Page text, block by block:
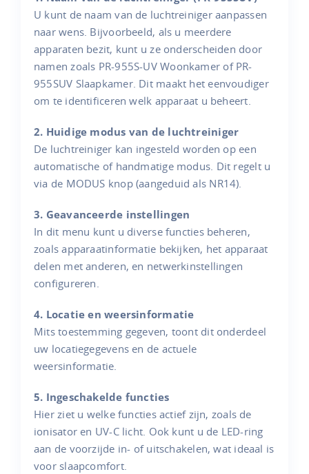
U kunt de naam van de luchtreiniger aanpassen
naar wens. Bijvoorbeeld, als u meerdere
apparaten bezit, kunt u ze onderscheiden door
namen zoals PR-955S-UV Woonkamer of PR-
955SUV Slaapkamer. Dit maakt het eenvoudiger
om te identificeren welk apparaat u beheert.
2. Huidige modus van de luchtreiniger
De luchtreiniger kan ingesteld worden op een
automatische of handmatige modus. Dit regelt u
via de MODUS knop (aangeduid als NR14).
3. Geavanceerde instellingen
In dit menu kunt u diverse functies beheren,
zoals apparaatinformatie bekijken, het apparaat
delen met anderen, en netwerkinstellingen
configureren.
4. Locatie en weersinformatie
Mits toestemming gegeven, toont dit onderdeel
uw locatiegegevens en de actuele
weersinformatie.
5. Ingeschakelde functies
Hier ziet u welke functies actief zijn, zoals de
ionisator en UV-C licht. Ook kunt u de LED-ring
aan de voorzijde in- of uitschakelen, wat ideaal is
voor slaapcomfort.